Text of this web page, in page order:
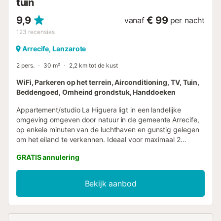
tuin
9,9
123 recensies
vanaf € 99 per nacht
Arrecife, Lanzarote
2 pers. 30 m² 2,2 km tot de kust
WiFi, Parkeren op het terrein, Airconditioning, TV, Tuin,
Beddengoed, Omheind grondstuk, Handdoeken
Appartement/studio La Higuera ligt in een landelijke
omgeving omgeven door natuur in de gemeente Arrecife,
op enkele minuten van de luchthaven en gunstig gelegen
om het eiland te verkennen. Ideaal voor maximaal 2
tot 17 jaar zijn niet toegestaan. Het 30 m² grote
appartement biedt prachtig uitzicht op de Atlantische
Oceaan en beschikt over een woon-/slaapruimte, 1
badkamer, een volledig uitgeruste keuken en een
gedeelde buitenruimte met tuin en open terras. Tot de
GRATIS annulering
Bekijk aanbod